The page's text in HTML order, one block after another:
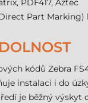
PDF417, Aztec
Part Marking)
kódů Zebra
instalaci i do
je běžný výskyt